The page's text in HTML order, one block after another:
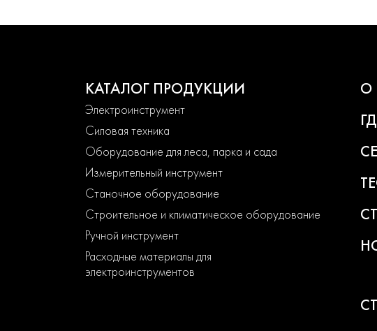
КАТАЛОГ ПРОДУКЦИИ
Электроинструмент
Силовая техника
Оборудование для леса, парка и сада
Измерительный инструмент
Станочное оборудование
Строительное и климатическое оборудование
Ручной инструмент
Расходные материалы для
электроинструментов
О